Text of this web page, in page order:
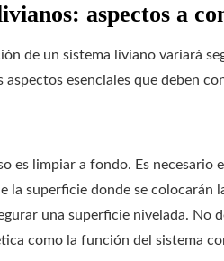
aspectos a
de un sistema liviano variará
esenciales que deben
es limpiar a fondo. Es necesario
la superficie donde se colocarán
una superficie nivelada. No
como la función del sistema